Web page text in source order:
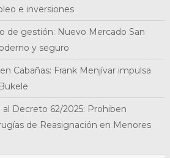
e inversiones
de gestión: Nuevo Mercado San
y seguro
Cabañas: Frank Menjívar impulsa
al Decreto 62/2025: Prohiben
de Reasignación en Menores